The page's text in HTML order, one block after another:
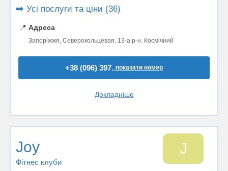
➡️ Усі послуги та ціни (36)
📍 Адреса
Запоріжжя, Северокольцевая. 13-а р-н. Космічний
+38 (096) 397..показати номер
Докладніше
Joy
Фітнес клуби
J